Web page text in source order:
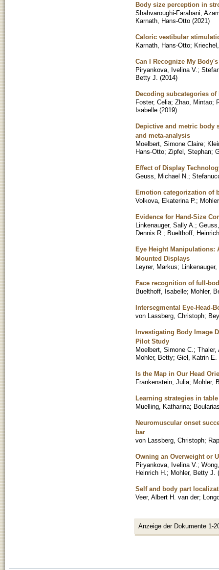
Body size perception in
Shahvaroughi-Farahani,
Karnath, Hans-Otto (2021)
Caloric vestibular
Karnath, Hans-Otto;
Can I Recognize My
Piryankova, Ivelina V. ;
Betty J. (2014)
Decoding subcategories
Foster, Celia; Zhao, Mintao;
Isabelle (2019)
Depictive and metric body
and meta-analysis
Moelbert, Simone Claire;
Hans-Otto; Zipfel, Stephan;
Effect of Display
Geuss, Michael N. ;
Emotion categorization of
Volkova, Ekaterina P. ;
Evidence for Hand-Size
Linkenauger, Sally A. ;
Dennis R. ; Buelthoff,
Eye Height Manipulations:
Mounted Displays
Leyrer, Markus;
Face recognition of full-
Buelthoff, Isabelle; Mohler,
Intersegmental Eye-Head-
von Lassberg, Christoph;
Investigating Body Image
Pilot Study
Moelbert, Simone C. ; Thaler,
Mohler, Betty; Giel, Katrin E.
Is the Map in Our Head
Frankenstein, Julia; Mohler,
Learning strategies in
Muelling, Katharina;
Neuromuscular onset
bar
von Lassberg, Christoph;
Owning an Overweight or
Piryankova, Ivelina V. ;
Heinrich H. ; Mohler, Betty J. (
Self and body part
Veer, Albert H. van der;
Anzeige der Dokumente 1-